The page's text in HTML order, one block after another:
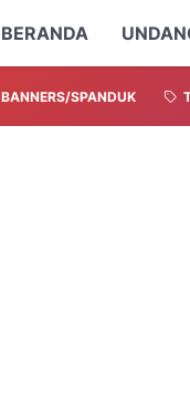
BERANDA
BANNERS/SPANDUK